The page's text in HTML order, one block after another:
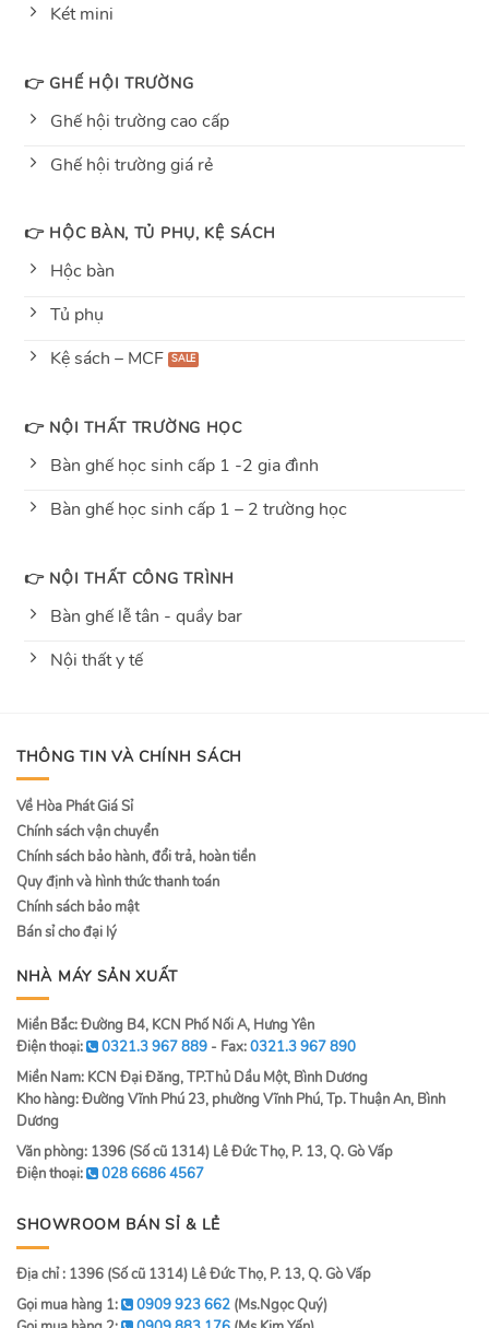
Két mini
👉 GHẾ HỘI TRƯỜNG
Ghế hội trường cao cấp
Ghế hội trường giá rẻ
👉 HỘC BÀN, TỦ PHỤ, KỆ SÁCH
Hộc bàn
Tủ phụ
Kệ sách – MCF
👉 NỘI THẤT TRƯỜNG HỌC
Bàn ghế học sinh cấp 1 -2 gia đình
Bàn ghế học sinh cấp 1 – 2 trường học
👉 NỘI THẤT CÔNG TRÌNH
Bàn ghế lễ tân - quầy bar
Nội thất y tế
THÔNG TIN VÀ CHÍNH SÁCH
Về Hòa Phát Giá Sỉ
Chính sách vận chuyển
Chính sách bảo hành, đổi trả, hoàn tiền
Quy định và hình thức thanh toán
Chính sách bảo mật
Bán sỉ cho đại lý
NHÀ MÁY SẢN XUẤT
Miền Bắc: Đường B4, KCN Phố Nối A, Hưng Yên
Điện thoại:
0321.3 967 889 - Fax:0321.3 967 890
Miền Nam: KCN Đại Đăng, TP.Thủ Dầu Một, Bình Dương
Kho hàng: Đường Vĩnh Phú 23, phường Vĩnh Phú, Tp. Thuận An, Bình
Dương
Văn phòng: 1396 (Số cũ 1314) Lê Đức Thọ, P. 13, Q. Gò Vấp
Điện thoại:
028 6686 4567
SHOWROOM BÁN SỈ & LẺ
Địa chỉ : 1396 (Số cũ 1314) Lê Đức Thọ, P. 13, Q. Gò Vấp
Gọi mua hàng 1:
0909 923 662 (Ms.Ngọc Quý)